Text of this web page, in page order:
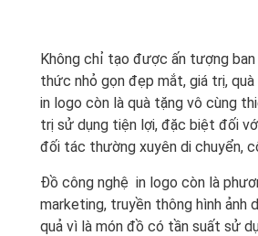
Không chỉ tạo được ấn tượng ban
thức nhỏ gọn đẹp mắt, giá trị,
in logo còn là quà tặng vô cùng
trị sử dụng tiện lợi, đặc biệt đối
đối tác thường xuyên di chuyển,
Đồ công nghệ in logo còn là
marketing, truyền thông hình ảnh
quả vì là món đồ có tần suất sử